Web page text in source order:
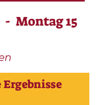
- Montag 15